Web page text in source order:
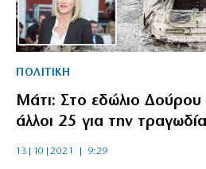
ΠΟΛΙΤΙΚΗ
Μάτι: Στο εδώλιο Δούρου
άλλοι 25 για την
13|10|2021 | 9:29